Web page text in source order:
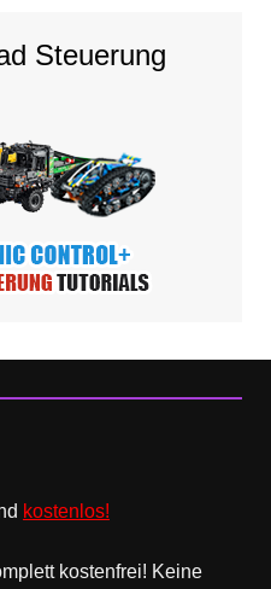
Steuerung
kostenlos!
kostenfrei! Keine